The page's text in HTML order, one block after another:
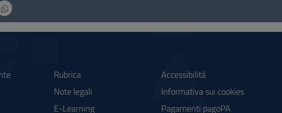
Rubrica
Note legali
E-Learning
Accessibilità
Informativa sui cookies
Pagamenti pagoPA